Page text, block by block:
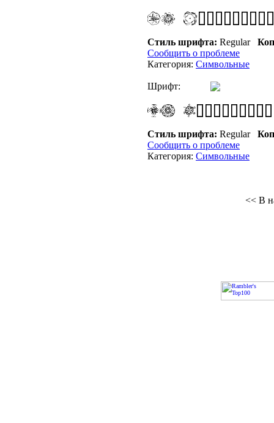
Стиль шрифта: Regular
Сообщить о проблеме
Категория: Символьные
Шрифт:
Стиль шрифта: Regular
Сообщить о проблеме
Категория: Символьные
<< В